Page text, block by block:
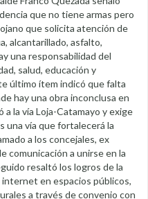
que no tiene armas pero
que solicita atención de
alcantarillado, asfalto,
una responsabilidad del
salud, educación y
último ítem indicó que falta
hay una obra inconclusa en
la vía Loja-Catamayo y exige
una vía que fortalecerá la
a los concejales, ex
comunicación a unirse en la
resaltó los logros de la
en espacios públicos,
a través de convenio con